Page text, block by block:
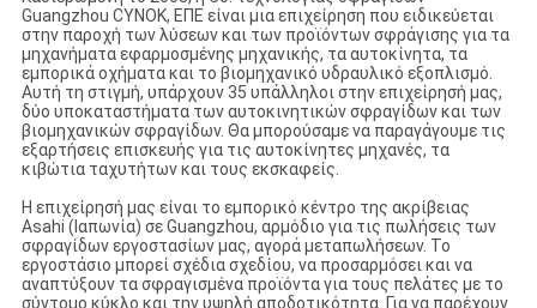
Guangzhou CYNOK, ΕΠΕ είναι μια επιχείρηση που ειδικεύεται
στην παροχή των λύσεων και των προϊόντων σφράγισης για τα
μηχανήματα εφαρμοσμένης μηχανικής, τα αυτοκίνητα, τα
εμπορικά οχήματα και το βιομηχανικό υδραυλικό εξοπλισμό.
Αυτή τη στιγμή, υπάρχουν 35 υπάλληλοι στην επιχείρησή μας,
δύο υποκαταστήματα των αυτοκινητικών σφραγίδων και των
βιομηχανικών σφραγίδων. Θα μπορούσαμε να παραγάγουμε τις
εξαρτήσεις επισκευής για τις αυτοκίνητες μηχανές, τα
κιβώτια ταχυτήτων και τους εκσκαφείς.
Η επιχείρησή μας είναι το εμπορικό κέντρο της ακρίβειας
Asahi (Ιαπωνία) σε Guangzhou, αρμόδιο για τις πωλήσεις των
σφραγίδων εργοστασίων μας, αγορά μεταπωλήσεων. Το
εργοστάσιο μπορεί σχέδια σχεδίου, να προσαρμόσει και να
αναπτύξουν τα σφραγισμένα προϊόντα για τους πελάτες με το
σύντομο κύκλο και την υψηλή αποδοτικότητα. Για να παρέχουν